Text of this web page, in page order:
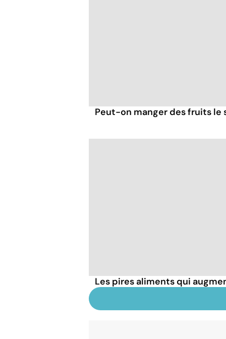
Peut-on manger des fruits le
Les pires aliments qui